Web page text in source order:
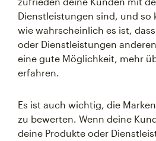
Dienstleistungen sind, und so
wie wahrscheinlich es ist,
oder Dienstleistungen
eine gute Möglichkeit, mehr
erfahren.
Es ist auch wichtig, die
zu bewerten. Wenn deine
deine Produkte oder